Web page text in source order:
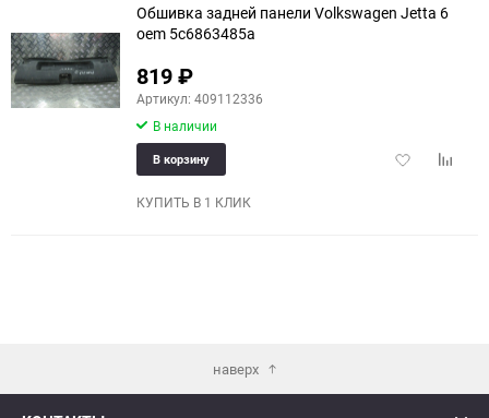
Обшивка задней панели Volkswagen Jetta 6
oem 5c6863485a
819₽
Артикул: 409112336
В наличии
Добавить
В корзину
КУПИТЬ В 1 КЛИК
наверх